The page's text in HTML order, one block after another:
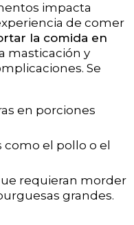
impacta
de comer
la comida en
masticación y
Se
en porciones
el pollo o el
requieran morder
grandes.